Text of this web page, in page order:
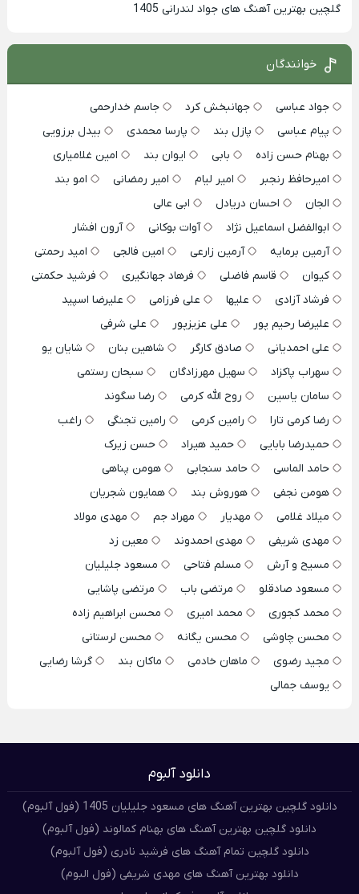
گلچین بهترین آهنگ های جواد لندرانی 1405
خوانندگان
جواد عباسی جهانبخش کرد
جاسم خدارحمی
پیام عباسی
پازل بند پارسا محمدی
بیدل برزویی
بهنام حسن زاده
بابی ایوان بند
امین غلامیاری
امیرحافظ رنجبر
امیر لیام امیر رمضانی
امو بند
الجان
احسان دریادل
ابی عالی
ابوالفضل اسماعیل نژاد
آوات بوکانی
آرون افشار
آرمین برمایه
آرمین زارعی امین فالجی
امید رحمتی
کیوان
قاسم فاضلی فرهاد جهانگیری
فرشید حکمتی
فرشاد آزادی
علیها علی فرزامی
علیرضا اسپید
علیرضا رحیم پور
علی عزیزپور
علی شرفی
علی احمدیانی
صادق کارگر شاهین بنان
شایان یو
سهراب پاکزاد
سهیل مهرزادگان
سبحان رستمی
سامان یاسین
روح الله کرمی
رضا سگوند
رضا کرمی تارا
رامین کرمی رامین تجنگی
راغب
حمیدرضا بابایی
حمید هیراد
حسن زیرک
حامد الماسی
حامد سنجابی
هومن پناهی
هومن نجفی
هوروش بند
همایون شجریان
میلاد غلامی
مهدیار مهراد جم
مهدی مولاد
مهدی شریفی
مهدی احمدوند
معین زد
مسیح و آرش
مسلم فتاحی
مسعود جلیلیان
مسعود صادقلو
مرتضی باب
مرتضی پاشایی
محمد کجوری
محمد امیری
محسن ابراهیم زاده
محسن چاوشی
محسن یگانه
محسن لرستانی
مجید رضوی
ماهان خادمی ماکان بند
گرشا رضایی
یوسف جمالی
دانلود آلبوم
دانلود گلچین بهترین آهنگ های مسعود جلیلیان 1405 (فول آلبوم)
دانلود گلچین بهترین آهنگ های بهنام کمالوند (فول آلبوم)
دانلود گلچین تمام آهنگ های فرشید نادری (فول آلبوم)
دانلود بهترین آهنگ های مهدی شریفی (فول البوم)